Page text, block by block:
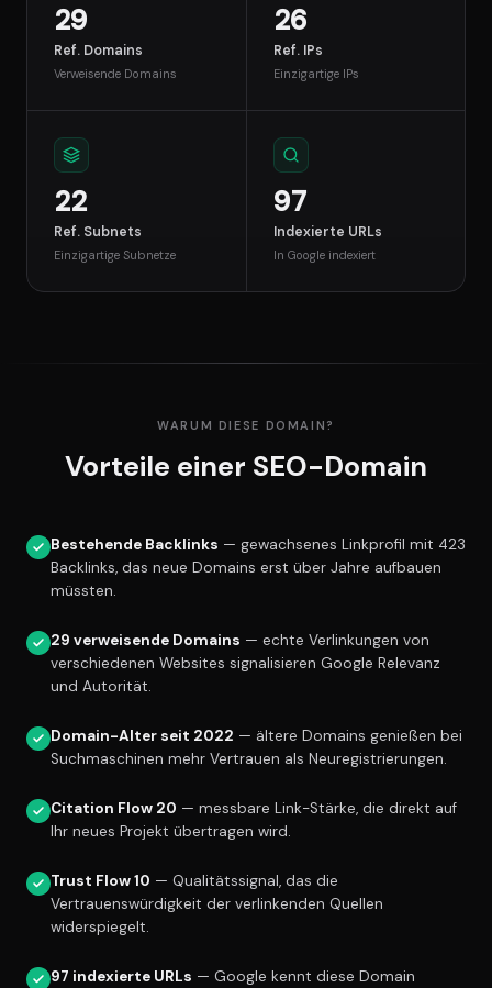
29
Ref. Domains
Verweisende Domains
26
Ref. IPs
Einzigartige IPs
22
Ref. Subnets
Einzigartige Subnetze
97
Indexierte URLs
In Google indexiert
WARUM DIESE DOMAIN?
Vorteile einer SEO-Domain
Bestehende Backlinks — gewachsenes Linkprofil mit 423
Backlinks, das neue Domains erst über Jahre aufbauen
müssten.
29 verweisende Domains — echte Verlinkungen von
verschiedenen Websites signalisieren Google Relevanz
und Autorität.
Domain-Alter seit 2022 — ältere Domains genießen bei
Suchmaschinen mehr Vertrauen als Neuregistrierungen.
Citation Flow 20 — messbare Link-Stärke, die direkt auf
Ihr neues Projekt übertragen wird.
Trust Flow 10 — Qualitätssignal, das die
Vertrauenswürdigkeit der verlinkenden Quellen
widerspiegelt.
97 indexierte URLs — Google kennt diese Domain